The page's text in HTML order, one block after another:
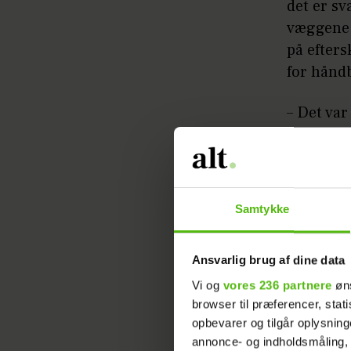
Samtykke
Ansvarlig brug af dine data
Vi og vores 236 partnere
browser til præferencer,
opbevarer og tilgår
annonce- og
det er
på
for
– Det
og
ændrede
Jeg blev
griner.